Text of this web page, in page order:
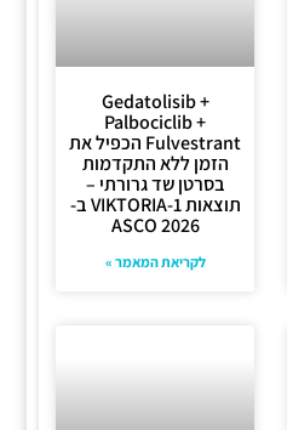
Gedatolisib +
Palbociclib +
Fulvestrant הכפיל את
הזמן ללא התקדמות
בסרטן שד גרורתי –
תוצאות VIKTORIA-1 ב-
ASCO 2026
לקריאת המאמר »